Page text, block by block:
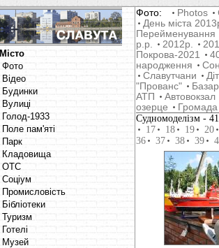
Місто
Фото
Відео
Будинки
Вулиці
Голод-1933
Поле пам'яті
Парк
Кладовища
OTC
Соціум
Промисловість
Бібліотеки
Туризм
Готелі
Музей
Фото: Photos
День міста
Перейменування
р.р.
2012р.
Покрова-2021
народження
Славутчани
"Прованс"
Базар
АТП
Автовокзал
озерце
Громада
Cудномоделізм -
17
18 19
20
36
37 38 39